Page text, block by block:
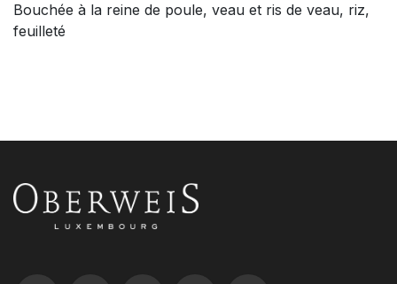
Bouchée à la reine de poule, veau et ris de veau, riz,
feuilleté